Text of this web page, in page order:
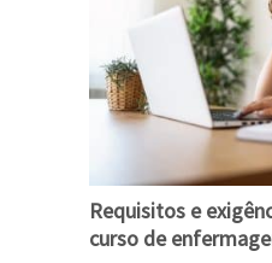
Requisitos e
curso de